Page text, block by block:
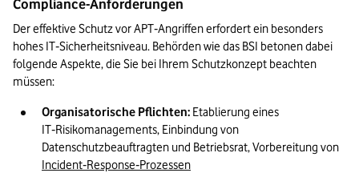
Compliance-Anforderungen
Der effektive Schutz vor APT‑Angriffen erfordert ein besonders
hohes IT‑Sicherheitsniveau. Behörden wie das BSI betonen dabei
folgende Aspekte, die Sie bei Ihrem Schutzkonzept beachten
müssen:
Organisatorische Pflichten: Etablierung eines
IT‑Risikomanagements, Einbindung von
Incident‑Response‑Prozessen